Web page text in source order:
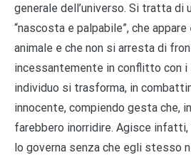
generale dell’universo. Si tratta di
“nascosta e palpabile”, che
animale e che non si arresta di
incessantemente in conflitto con i
individuo si trasforma, in
innocente, compiendo gesta che,
farebbero inorridire. Agisce infatti,
lo governa senza che egli stesso